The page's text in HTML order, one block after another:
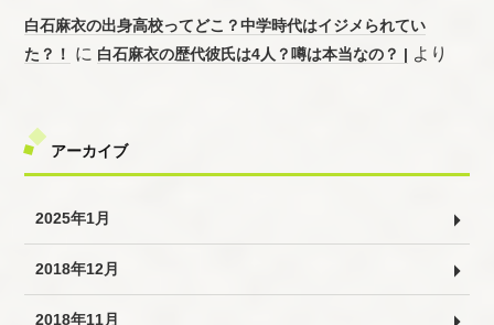
白石麻衣の出身高校ってどこ？中学時代はイジメられてい
た？！
に 白石麻衣の歴代彼氏は4人？噂は本当なの？ | より
アーカイブ
2025年1月
2018年12月
2018年11月